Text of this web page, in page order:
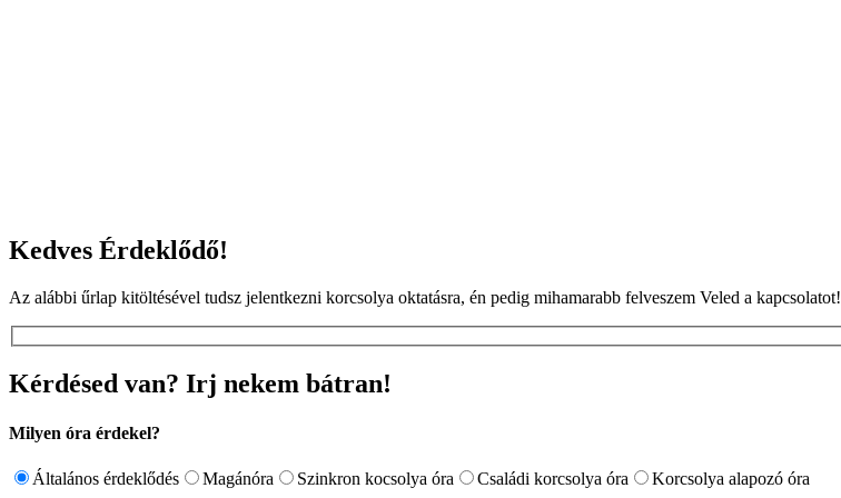
Kedves Érdeklődő!
Az alábbi űrlap kitöltésével tudsz jelentkezni korcsolya oktatásra, én pedig mihamarabb felveszem Veled a kapcsolatot!
Kérdésed van? Irj nekem bátran!
Milyen óra érdekel?
Általános érdeklődés Magánóra Szinkron kocsolya óra Családi korcsolya óra Korcsolya alapozó óra